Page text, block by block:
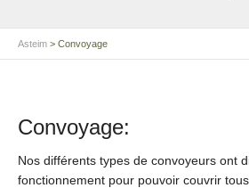
Asteim > Convoyage
Convoyage:
Nos différents types de convoyeurs ont
fonctionnement pour pouvoir couvrir